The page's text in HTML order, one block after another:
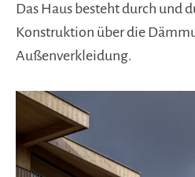
Das Haus besteht durch und
Konstruktion über die
Außenverkleidung.